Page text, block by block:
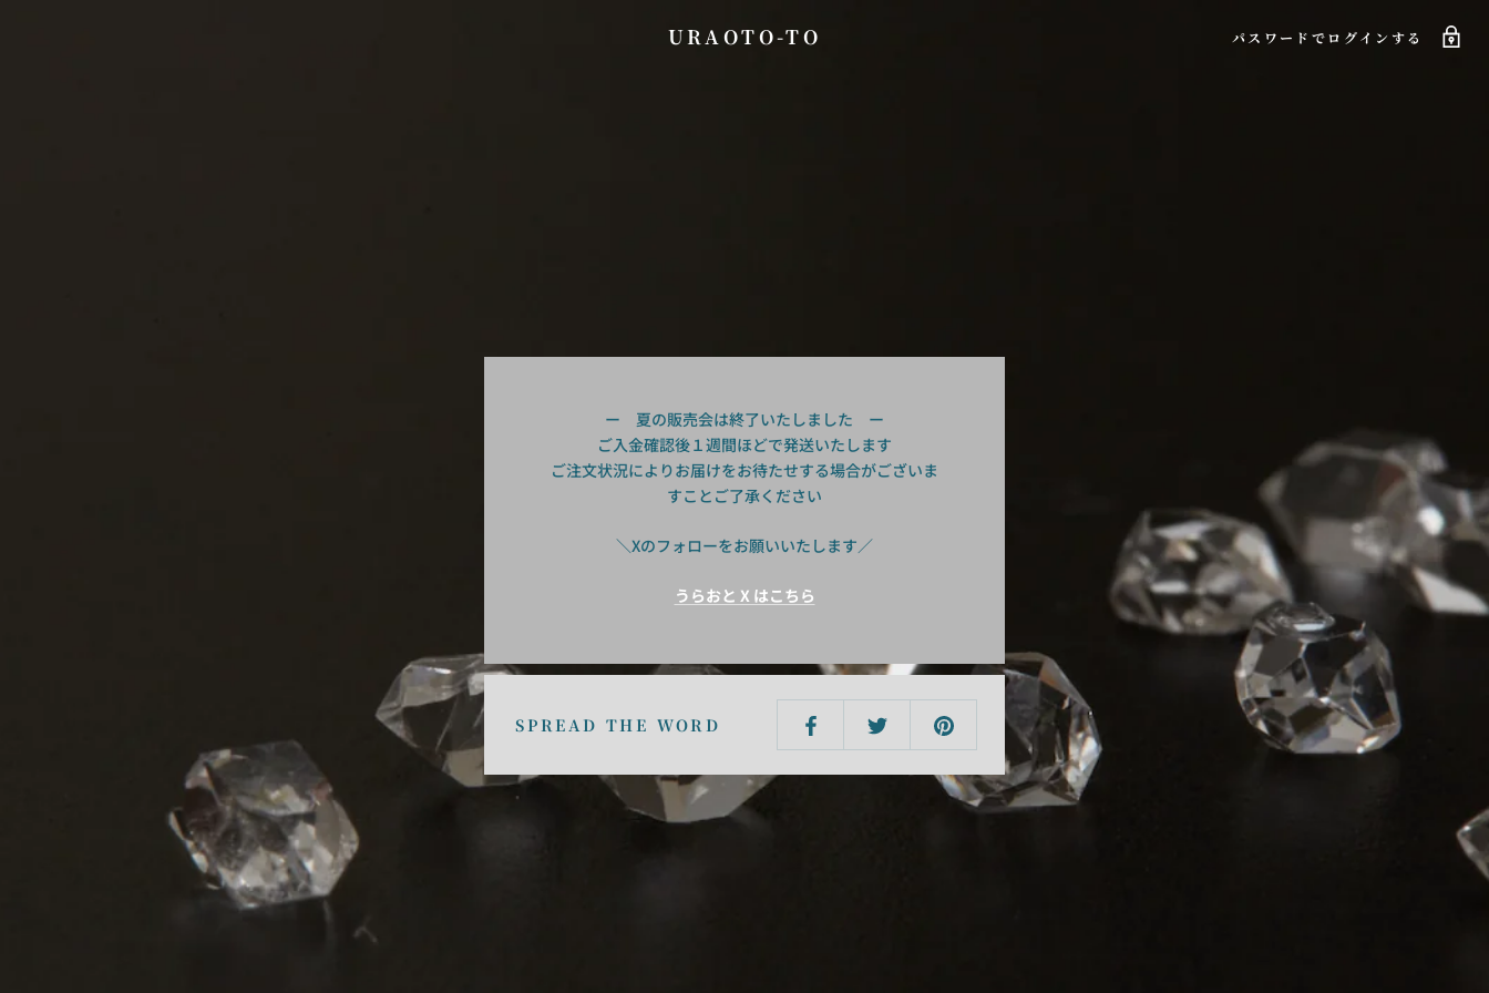
URAOTO-TO パスワードでログインする
ー 夏の販売会は終了いたしました ー
ご入金確認後１週間ほどで発送いたします
ご注文状況によりお届けをお待たせする場合がございま
すことご了承ください
＼Xのフォローをお願いいたします／
うらおと X はこちら
SPREAD THE WORD